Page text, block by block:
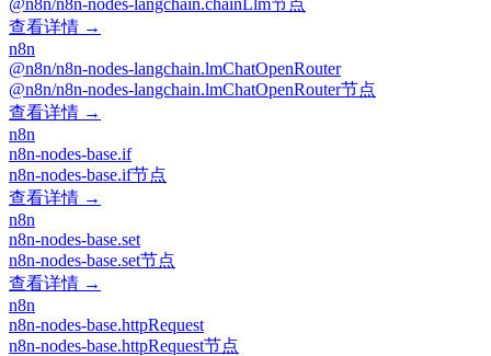
查看详情 →
n8n
@n8n/n8n-nodes-langchain.lmChatOpenRouter
@n8n/n8n-nodes-langchain.lmChatOpenRouter节点
查看详情 →
n8n
n8n-nodes-base.if
n8n-nodes-base.if节点
查看详情 →
n8n
n8n-nodes-base.set
n8n-nodes-base.set节点
查看详情 →
n8n
n8n-nodes-base.httpRequest
n8n-nodes-base.httpRequest节点